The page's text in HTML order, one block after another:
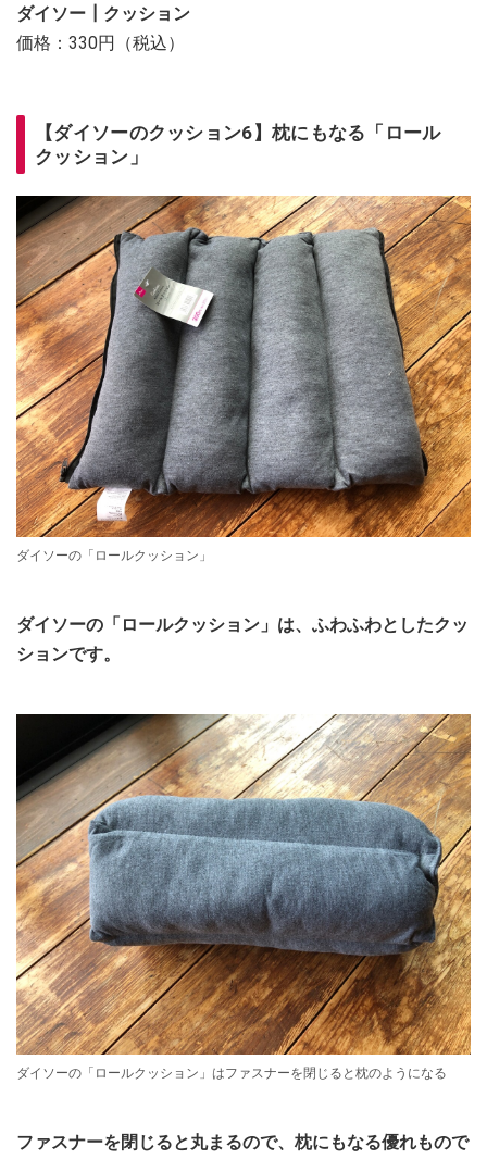
ダイソー┃クッション
価格：330円（税込）
【ダイソーのクッション6】枕にもなる「ロール
クッション」
ダイソーの「ロールクッション」
ダイソーの「ロールクッション」は、ふわふわとしたクッ
ションです。
ダイソーの「ロールクッション」はファスナーを閉じると枕のようになる
ファスナーを閉じると丸まるので、枕にもなる優れもので